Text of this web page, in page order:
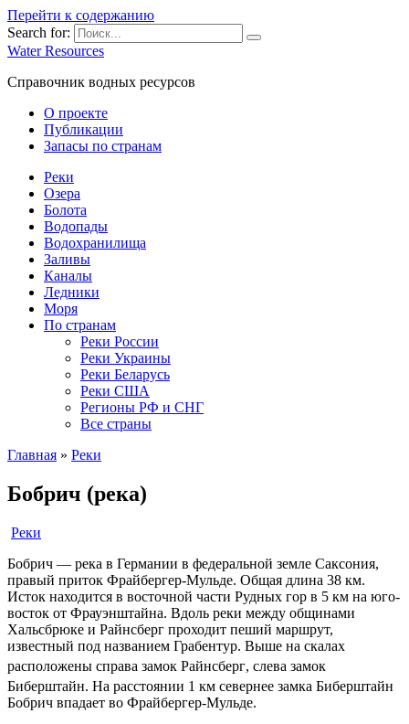
Перейти к содержанию
Search for:
Water Resources
Справочник водных ресурсов
О проекте
Публикации
Запасы по странам
Реки
Озера
Болота
Водопады
Водохранилища
Заливы
Каналы
Ледники
Моря
По странам
Реки России
Реки Украины
Реки Беларусь
Реки США
Регионы РФ и СНГ
Все страны
Главная » Реки
Бобрич (река)
Реки
Бобрич — река в Германии в федеральной земле Саксония,
правый приток Фрайбергер-Мульде. Общая длина 38 км.
Исток находится в восточной части Рудных гор в 5 км на юго-
восток от Фрауэнштайна. Вдоль реки между общинами
Хальсбрюке и Райнсберг проходит пеший маршрут,
известный под названием Грабентур. Выше на скалах
расположены справа замок Райнсберг, слева замок
Биберштайн. На расстоянии 1 км севернее замка Биберштайн
Бобрич впадает во Фрайбергер-Мульде.